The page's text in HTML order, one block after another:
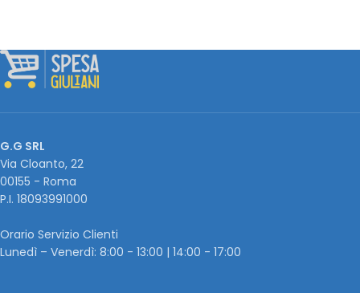
G.G SRL
Via Cloanto, 22
00155 - Roma
P.I. ‭18093991000
Orario Servizio Clienti
Lunedì – Venerdì: 8:00 - 13:00 | 14:00 - 17:00